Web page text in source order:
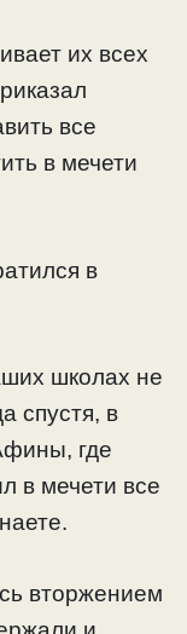
их всех
все
в мечети
в
школах не
спустя, в
где
в мечети все
вторжением